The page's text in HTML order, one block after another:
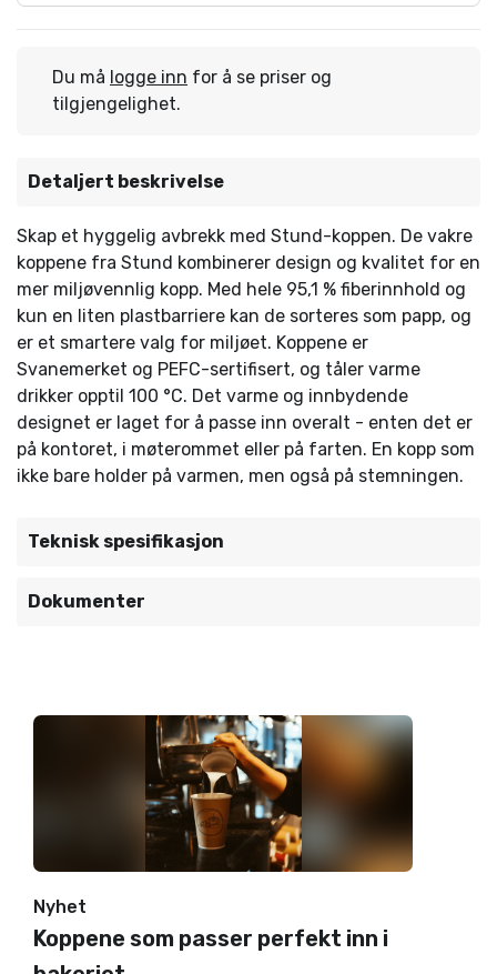
Du må logge inn for å se priser og
tilgjengelighet.
Detaljert beskrivelse
Skap et hyggelig avbrekk med Stund-koppen. De vakre
koppene fra Stund kombinerer design og kvalitet for en
mer miljøvennlig kopp. Med hele 95,1 % fiberinnhold og
kun en liten plastbarriere kan de sorteres som papp, og
er et smartere valg for miljøet. Koppene er
Svanemerket og PEFC-sertifisert, og tåler varme
drikker opptil 100 °C. Det varme og innbydende
designet er laget for å passe inn overalt - enten det er
på kontoret, i møterommet eller på farten. En kopp som
ikke bare holder på varmen, men også på stemningen.
Teknisk spesifikasjon
Dokumenter
Nyhet
Koppene som passer perfekt inn i